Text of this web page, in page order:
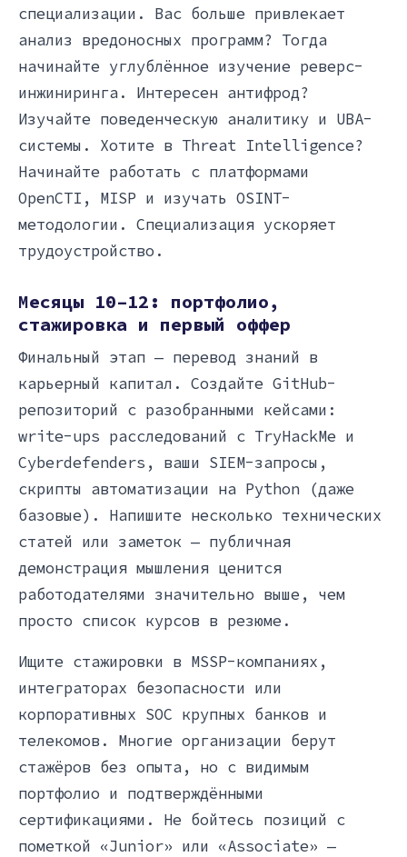
специализации. Вас больше привлекает
анализ вредоносных программ? Тогда
начинайте углублённое изучение реверс-
инжиниринга. Интересен антифрод?
Изучайте поведенческую аналитику и UBA-
системы. Хотите в Threat Intelligence?
Начинайте работать с платформами
OpenCTI, MISP и изучать OSINT-
методологии. Специализация ускоряет
трудоустройство.
Месяцы 10–12: портфолио,
стажировка и первый оффер
Финальный этап — перевод знаний в
карьерный капитал. Создайте GitHub-
репозиторий с разобранными кейсами:
write-ups расследований с TryHackMe и
Cyberdefenders, ваши SIEM-запросы,
скрипты автоматизации на Python (даже
базовые). Напишите несколько технических
статей или заметок — публичная
демонстрация мышления ценится
работодателями значительно выше, чем
просто список курсов в резюме.
Ищите стажировки в MSSP-компаниях,
интеграторах безопасности или
корпоративных SOC крупных банков и
телекомов. Многие организации берут
стажёров без опыта, но с видимым
портфолио и подтверждёнными
сертификациями. Не бойтесь позиций с
пометкой «Junior» или «Associate» —